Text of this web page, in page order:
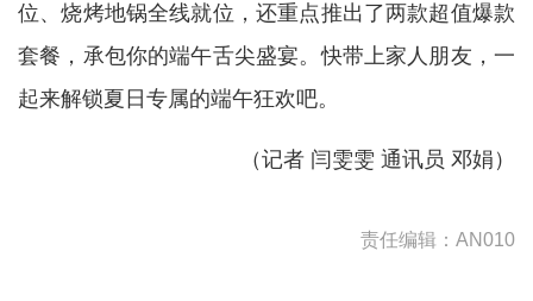
位、烧烤地锅全线就位，还重点推出了两款超值爆款
套餐，承包你的端午舌尖盛宴。快带上家人朋友，一
起来解锁夏日专属的端午狂欢吧。
（记者 闫雯雯 通讯员 邓娟）
责任编辑：AN010